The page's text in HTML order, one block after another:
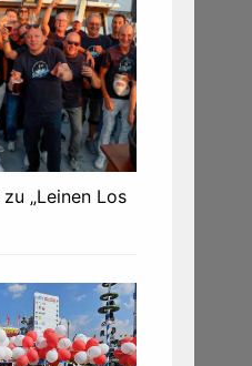
„Leinen Los